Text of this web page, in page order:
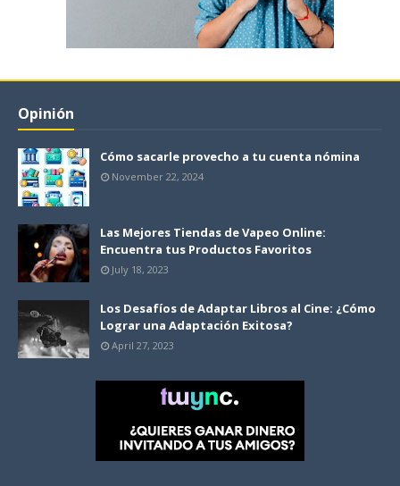
Opinión
Cómo sacarle provecho a tu cuenta nómina
November 22, 2024
Las Mejores Tiendas de Vapeo Online:
Encuentra tus Productos Favoritos
July 18, 2023
Los Desafíos de Adaptar Libros al Cine: ¿Cómo
Lograr una Adaptación Exitosa?
April 27, 2023